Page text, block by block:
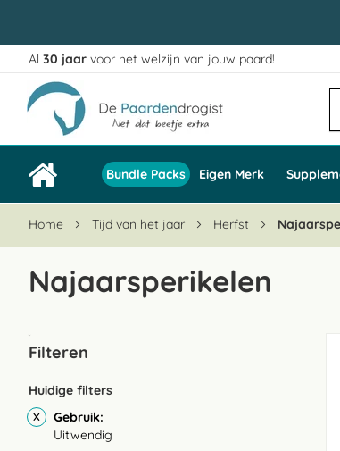
Ga
naar
de
inhoud
Al 30 jaar voor het welzijn van jouw paard!
Bundle Packs Eigen Merk
Home Tijd van het jaar Herfst
Najaarsperikelen
Filteren
Huidige filters
Gebruik
Uitwendig